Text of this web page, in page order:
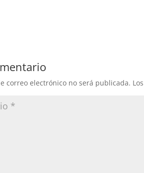
correo electrónico no será publicada.